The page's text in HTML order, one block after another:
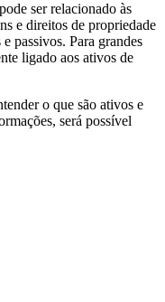
ser relacionado às
e direitos de propriedade
passivos. Para grandes
ligado aos ativos de
o que são ativos e
será possível